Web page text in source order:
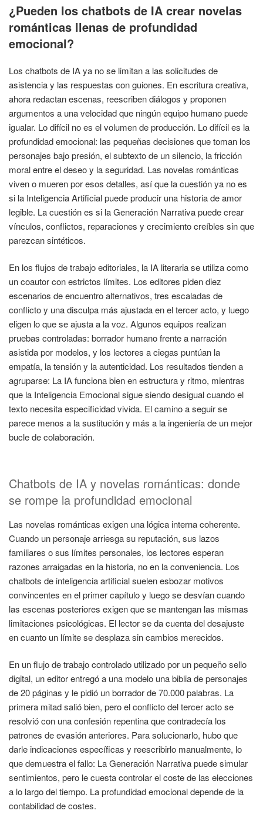
EL
¿Pueden los chatbots de IA crear novelas
románticas llenas de profundidad
emocional?
Los chatbots de IA ya no se limitan a las solicitudes de
asistencia y las respuestas con guiones. En escritura creativa,
ahora redactan escenas, reescriben diálogos y proponen
argumentos a una velocidad que ningún equipo humano puede
igualar. Lo difícil no es el volumen de producción. Lo difícil es la
profundidad emocional: las pequeñas decisiones que toman los
personajes bajo presión, el subtexto de un silencio, la fricción
moral entre el deseo y la seguridad. Las novelas románticas
viven o mueren por esos detalles, así que la cuestión ya no es
si la Inteligencia Artificial puede producir una historia de amor
legible. La cuestión es si la Generación Narrativa puede crear
vínculos, conflictos, reparaciones y crecimiento creíbles sin que
parezcan sintéticos.
En los flujos de trabajo editoriales, la IA literaria se utiliza como
un coautor con estrictos límites. Los editores piden diez
escenarios de encuentro alternativos, tres escaladas de
conflicto y una disculpa más ajustada en el tercer acto, y luego
eligen lo que se ajusta a la voz. Algunos equipos realizan
pruebas controladas: borrador humano frente a narración
asistida por modelos, y los lectores a ciegas puntúan la
empatía, la tensión y la autenticidad. Los resultados tienden a
agruparse: La IA funciona bien en estructura y ritmo, mientras
que la Inteligencia Emocional sigue siendo desigual cuando el
texto necesita especificidad vivida. El camino a seguir se
parece menos a la sustitución y más a la ingeniería de un mejor
bucle de colaboración.
Chatbots de IA y novelas románticas: donde
se rompe la profundidad emocional
Las novelas románticas exigen una lógica interna coherente.
Cuando un personaje arriesga su reputación, sus lazos
familiares o sus límites personales, los lectores esperan
razones arraigadas en la historia, no en la conveniencia. Los
chatbots de inteligencia artificial suelen esbozar motivos
convincentes en el primer capítulo y luego se desvían cuando
las escenas posteriores exigen que se mantengan las mismas
limitaciones psicológicas. El lector se da cuenta del desajuste
en cuanto un límite se desplaza sin cambios merecidos.
En un flujo de trabajo controlado utilizado por un pequeño sello
digital, un editor entregó a una modelo una biblia de personajes
de 20 páginas y le pidió un borrador de 70.000 palabras. La
primera mitad salió bien, pero el conflicto del tercer acto se
resolvió con una confesión repentina que contradecía los
patrones de evasión anteriores. Para solucionarlo, hubo que
darle indicaciones específicas y reescribirlo manualmente, lo
que demuestra el fallo: La Generación Narrativa puede simular
sentimientos, pero le cuesta controlar el coste de las elecciones
a lo largo del tiempo. La profundidad emocional depende de la
contabilidad de costes.